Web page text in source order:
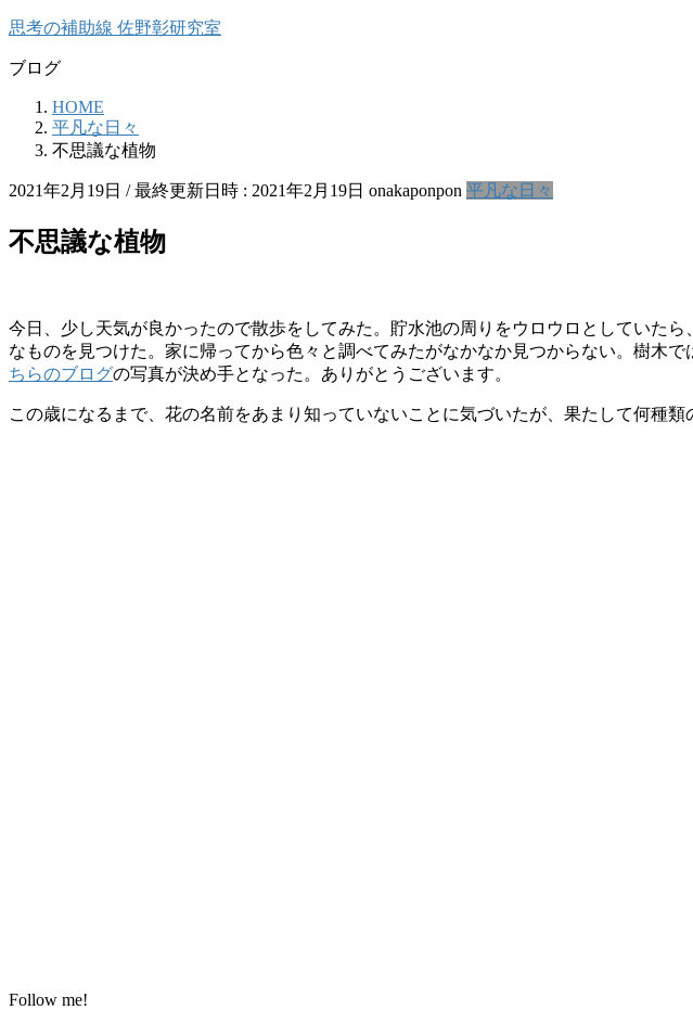
コ
テ
キ
プ
ナ
ゲ
に
動
思考の補助線 佐野彰研究室
ブログ
HOME
平凡な日々
不思議な植物
2021年2月19日 / 最終更新日時 : 2021年2月19日 onakaponpon 平凡な日々
不思議な植物
今日、少し天気が良かったので散歩をしてみた。貯水池の周りをウロウロとしていた
なものを見つけた。家に帰ってから色々と調べてみたがなかなか見つからない。樹木
ちらのブログの写真が決め手となった。ありがとうございます。
この歳になるまで、花の名前をあまり知っていないことに気づいたが、果たして何種
Follow me!